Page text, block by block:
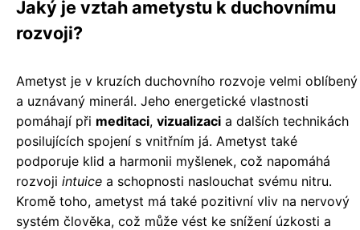
Jaký je vztah ametystu k duchovnímu
rozvoji?
Ametyst je v kruzích duchovního rozvoje velmi oblíbený
a uznávaný minerál. Jeho energetické vlastnosti
pomáhají při meditaci, vizualizaci a dalších technikách
posilujících spojení s vnitřním já. Ametyst také
podporuje klid a harmonii myšlenek, což napomáhá
rozvoji intuice a schopnosti naslouchat svému nitru.
Kromě toho, ametyst má také pozitivní vliv na nervový
systém člověka, což může vést ke snížení úzkosti a